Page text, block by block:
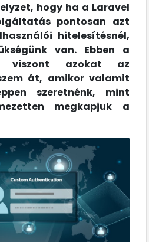
hogy ha a Laravel
pontosan azt
hitelesítésnél,
van. Ebben a
viszont azokat az
át, amikor valamit
szeretnénk, mint
megkapjuk a